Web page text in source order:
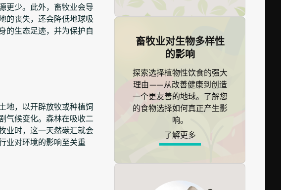
更少。此外，畜牧业会导
的丧失，还会降低地球吸
的生态足迹，并为保护自
地，以开辟放牧或种植饲
气候变化。森林在吸收二
业时，这一天然碳汇就会
业对环境的影响至关重
畜牧业对生物多样性
的影响
探索选择植物性饮食的强大
理由——从改善健康到创造
一个更友善的地球。了解您
的食物选择如何真正产生影
响。
了解更多